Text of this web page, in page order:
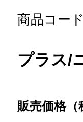
商品コー
プラス/
販売価格（